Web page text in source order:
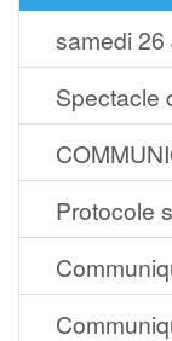
samedi 26
Spectacle
Protocole